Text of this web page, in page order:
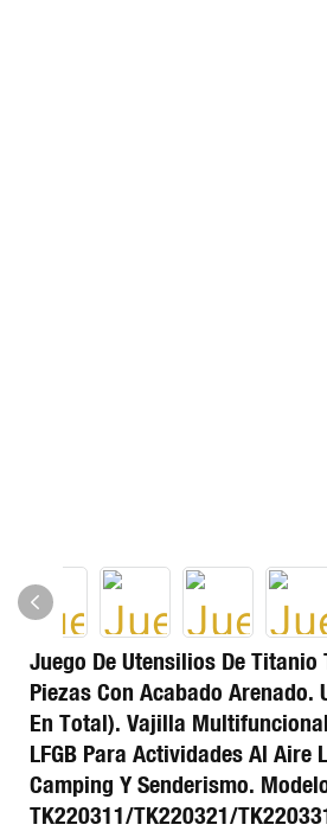
Juego De Utensilios De Titanio
Piezas Con Acabado Arenado.
En Total). Vajilla
LFGB Para Actividades Al Aire
Camping Y Senderismo.
TK220311/TK220321/